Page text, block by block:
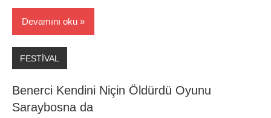
Devamını oku
FESTİVAL
Benerci Kendini Niçin Öldürdü Oyunu
Saraybosna da